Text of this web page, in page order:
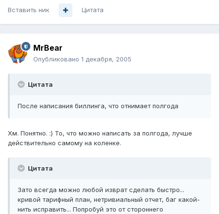
Вставить ник Цитата
MrBear
Опубликовано 1 декабря, 2005
Цитата
После написания биллинга, что отнимает полгода
Хм. Понятно. :) То, что можно написать за полгода, лучше
действительно самому на коленке.
Цитата
Зато всегда можно любой изврат сделать быстро...
кривой тарифный план, нетривиальный отчет, баг какой-
нить исправить... Попробуй это от стороннего